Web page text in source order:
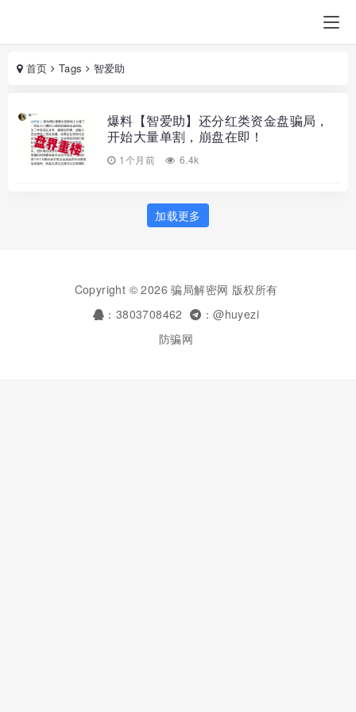
首页 Tags 智爱助
爆料【智爱助】还分红类资金盘骗局，
开始大量单割，崩盘在即！
1个月前 6.4k
加载更多
Copyright © 2026 骗局解密网 版权所有
：3803708462
：@huyezi
防骗网